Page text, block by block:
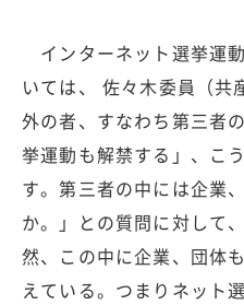
インターネット選挙運
いては、 佐々木委員（共
外の者、すなわち第三者
挙運動も解禁する」、こ
す。第三者の中には企業
か。」との質問に対して
然、この中に企業、団体
えている。つまりネット